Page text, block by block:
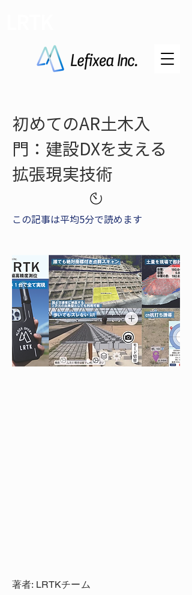
初めてのAR土木入
門：建設DXを支える
拡張現実技術
この記事は平均5分で読めます
著者: LRTKチーム